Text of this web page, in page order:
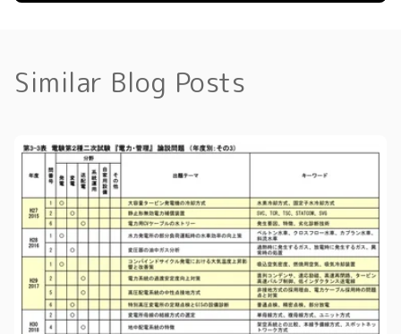
Similar Blog Posts